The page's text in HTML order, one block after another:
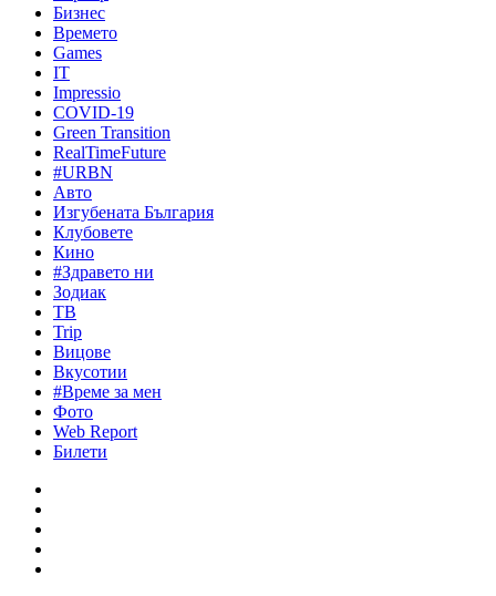
Бизнес
Времето
Games
IT
Impressio
COVID-19
Green Transition
RealTimeFuture
#URBN
Авто
Изгубената България
Клубовете
Кино
#Здравето ни
Зодиак
ТВ
Trip
Вицове
Вкусотии
#Време за мен
Фото
Web Report
Билети